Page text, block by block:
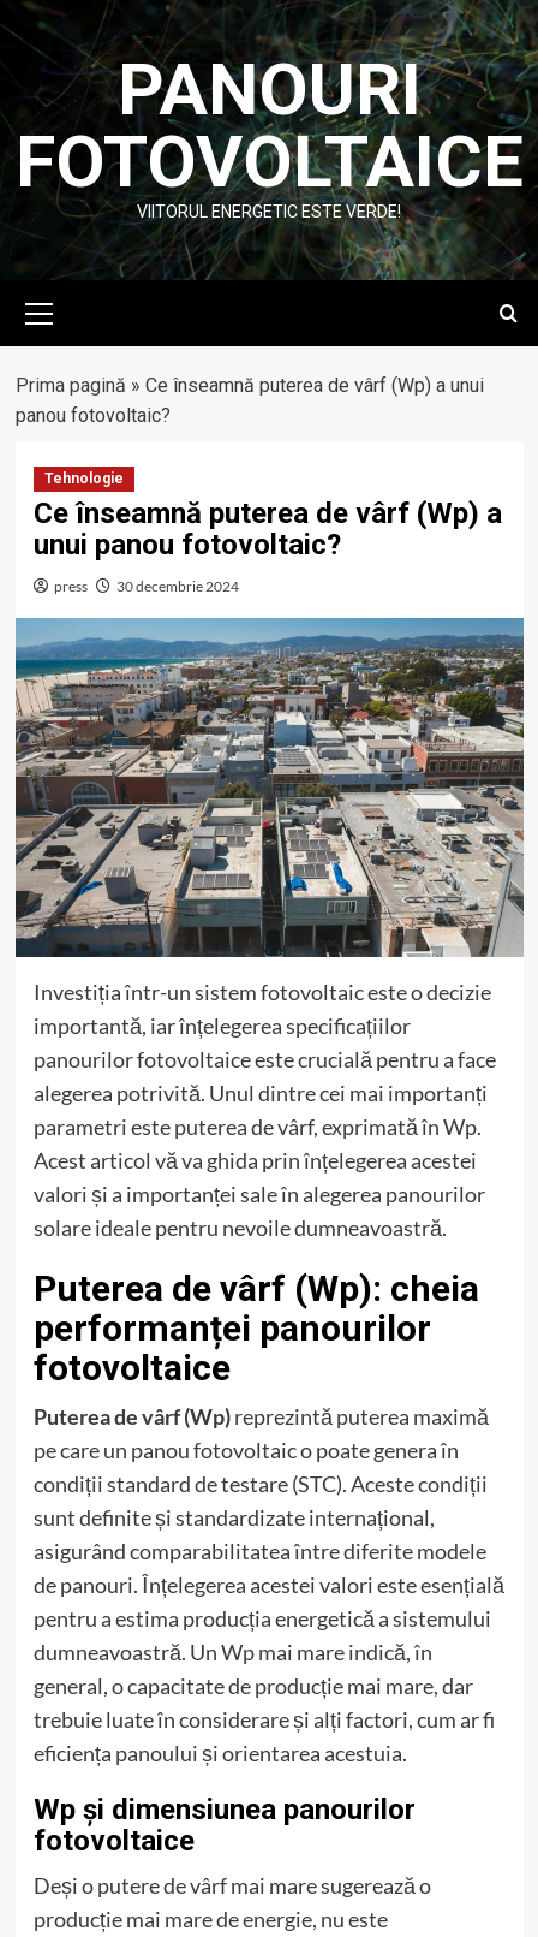
Skip
to
content
PANOURI
FOTOVOLTAICE
VIITORUL ENERGETIC ESTE VERDE!
Menu
Prima pagină » Ce înseamnă puterea de vârf (Wp) a unui
panou fotovoltaic?
Tehnologie
Ce înseamnă puterea de vârf (Wp) a
unui panou fotovoltaic?
press 30 decembrie 2024
Investiția într-un sistem fotovoltaic este o decizie
importantă, iar înțelegerea specificațiilor
panourilor fotovoltaice este crucială pentru a face
alegerea potrivită. Unul dintre cei mai importanți
parametri este puterea de vârf, exprimată în Wp.
Acest articol vă va ghida prin înțelegerea acestei
valori și a importanței sale în alegerea panourilor
solare ideale pentru nevoile dumneavoastră.
Puterea de vârf (Wp): cheia
performanței panourilor
fotovoltaice
Puterea de vârf (Wp)reprezintă puterea maximă
pe care un panou fotovoltaic o poate genera în
condiții standard de testare (STC). Aceste condiții
sunt definite și standardizate internațional,
asigurând comparabilitatea între diferite modele
de panouri. Înțelegerea acestei valori este esențială
pentru a estima producția energetică a sistemului
dumneavoastră. Un Wp mai mare indică, în
general, o capacitate de producție mai mare, dar
trebuie luate în considerare și alți factori, cum ar fi
eficiența panoului și orientarea acestuia.
Wp și dimensiunea panourilor
fotovoltaice
Deși o putere de vârf mai mare sugerează o
producție mai mare de energie, nu este